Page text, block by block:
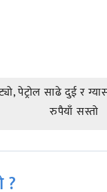
पेट्रोल साढे दुई र
रुपैयाँ सस्तो
?